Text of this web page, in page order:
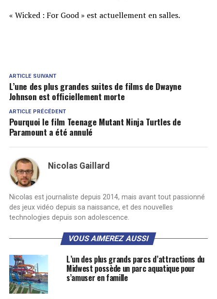
« Wicked : For Good » est actuellement en salles.
ARTICLE SUIVANT
L’une des plus grandes suites de films de Dwayne
Johnson est officiellement morte
ARTICLE PRÉCÉDENT
Pourquoi le film Teenage Mutant Ninja Turtles de
Paramount a été annulé
Nicolas Gaillard
Nicolas est journaliste depuis 2014, mais avant tout passionné
des jeux vidéo depuis sa naissance, et des nouvelles
technologies depuis son adolescence.
VOUS AIMEREZ AUSSI
L’un des plus grands parcs d’attractions du
Midwest possède un parc aquatique pour
s’amuser en famille